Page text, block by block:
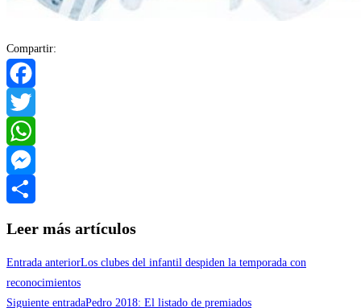
Compartir:
Facebook
Twitter
WhatsApp
Messenger
Leer más artículos
Entrada anteriorLos clubes del infantil despiden la temporada con
reconocimientos
Siguiente entradaPedro 2018: El listado de premiados